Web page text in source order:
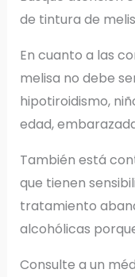
de tintura de
En cuanto a las
melisa no debe
hipotiroidismo,
edad,
También está
que tienen
tratamiento
alcohólicas
Consulte a un